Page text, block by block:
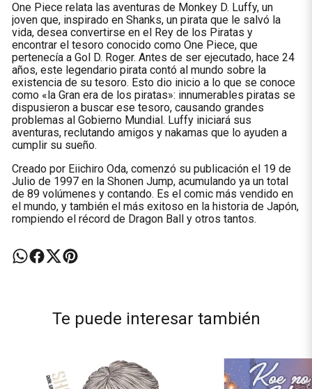
One Piece relata las aventuras de Monkey D. Luffy, un
joven que, inspirado en Shanks, un pirata que le salvó la
vida, desea convertirse en el Rey de los Piratas y
encontrar el tesoro conocido como One Piece, que
pertenecía a Gol D. Roger. Antes de ser ejecutado, hace 24
años, este legendario pirata contó al mundo sobre la
existencia de su tesoro. Esto dio inicio a lo que se conoce
como «la Gran era de los piratas»: innumerables piratas se
dispusieron a buscar ese tesoro, causando grandes
problemas al Gobierno Mundial. Luffy iniciará sus
aventuras, reclutando amigos y nakamas que lo ayuden a
cumplir su sueño.
Creado por Eiichiro Oda, comenzó su publicación el 19 de
Julio de 1997 en la Shonen Jump, acumulando ya un total
de 89 volúmenes y contando. Es el comic más vendido en
el mundo, y también el más exitoso en la historia de Japón,
rompiendo el récord de Dragon Ball y otros tantos.
Te puede interesar también